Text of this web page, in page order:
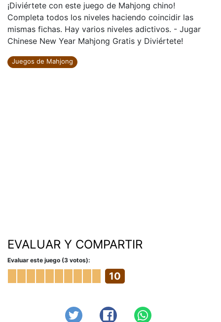
¡Diviértete con este juego de Mahjong chino!
Completa todos los niveles haciendo coincidir las
mismas fichas. Hay varios niveles adictivos. - Jugar
Chinese New Year Mahjong Gratis y Diviértete!
Juegos de Mahjong
EVALUAR Y COMPARTIR
Evaluar este juego (3 votos):
10